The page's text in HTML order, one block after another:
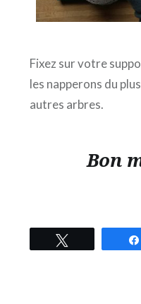
Fixez sur votre
les napperons du
autres arbres.
Bon